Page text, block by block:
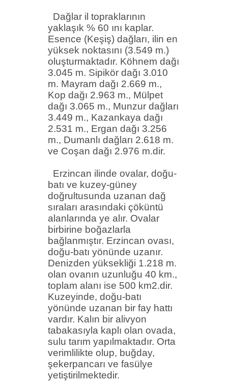
Dağlar il topraklarının
yaklaşık % 60 ını kaplar.
Esence (Keşiş) dağları, ilin en
yüksek noktasını (3.549 m.)
oluşturmaktadır. Köhnem dağı
3.045 m. Sipikör dağı 3.010
m. Mayram dağı 2.669 m.,
Kop dağı 2.963 m., Mülpet
dağı 3.065 m., Munzur dağları
3.449 m., Kazankaya dağı
2.531 m., Ergan dağı 3.256
m., Dumanlı dağları 2.618 m.
ve Coşan dağı 2.976 m.dir.
Erzincan ilinde ovalar, doğu-
batı ve kuzey-güney
doğrultusunda uzanan dağ
sıraları arasındaki çöküntü
alanlarında ye alır. Ovalar
birbirine boğazlarla
bağlanmıştır. Erzincan ovası,
doğu-batı yönünde uzanır.
Denizden yüksekliği 1.218 m.
olan ovanın uzunluğu 40 km.,
toplam alanı ise 500 km2.dir.
Kuzeyinde, doğu-batı
yönünde uzanan bir fay hattı
vardır. Kalın bir alivyon
tabakasıyla kaplı olan ovada,
sulu tarım yapılmaktadır. Orta
verimlilikte olup, buğday,
şekerpancarı ve fasülye
yetiştirilmektedir.